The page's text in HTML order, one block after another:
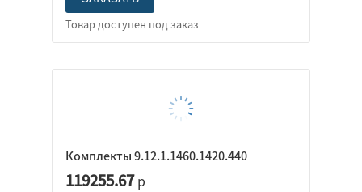
Комплекты 9.12.1.1460.1420.440
119255.67р